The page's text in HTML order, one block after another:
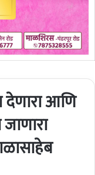
देणारा आणि